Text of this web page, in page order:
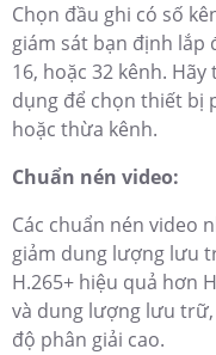
Chọn đầu ghi có số
giám sát bạn định lắp
16, hoặc 32 kênh.
dụng để chọn thiết bị
hoặc thừa kênh.
Chuẩn nén video:
Các chuẩn nén video
giảm dung lượng lưu
H.265+ hiệu quả hơn
và dung lượng lưu
độ phân giải cao.